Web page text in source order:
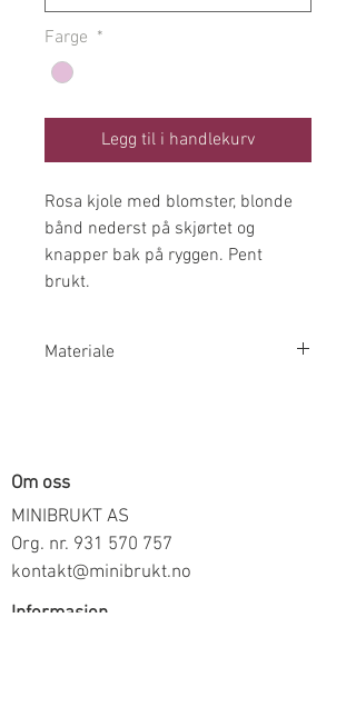
Farge *
Legg til i handlekurv
Rosa kjole med blomster, blonde
bånd nederst på skjørtet og
knapper bak på ryggen. Pent
brukt.
Materiale
Om oss
MINIBRUKT AS
Org. nr. 931 570 757
kontakt@minibrukt.no
Informasjon